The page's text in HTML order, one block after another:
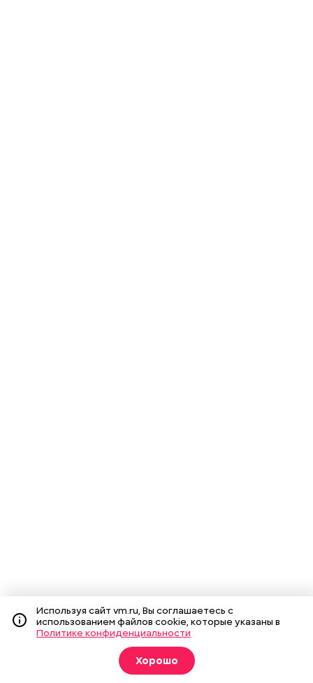
Используя сайт vm.ru, Вы соглашаетесь с
использованием файлов cookie, которые указаны в
Политике конфиденциальности
Хорошо